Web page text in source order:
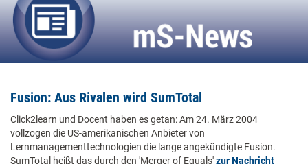
Fusion: Aus Rivalen wird SumTotal
Click2learn und Docent haben es getan: Am 24. März 2004
vollzogen die US-amerikanischen Anbieter von
Lernmanagementtechnologien die lange angekündigte Fusion.
SumTotal heißt das durch den 'Merger of Equals'zur Nachricht